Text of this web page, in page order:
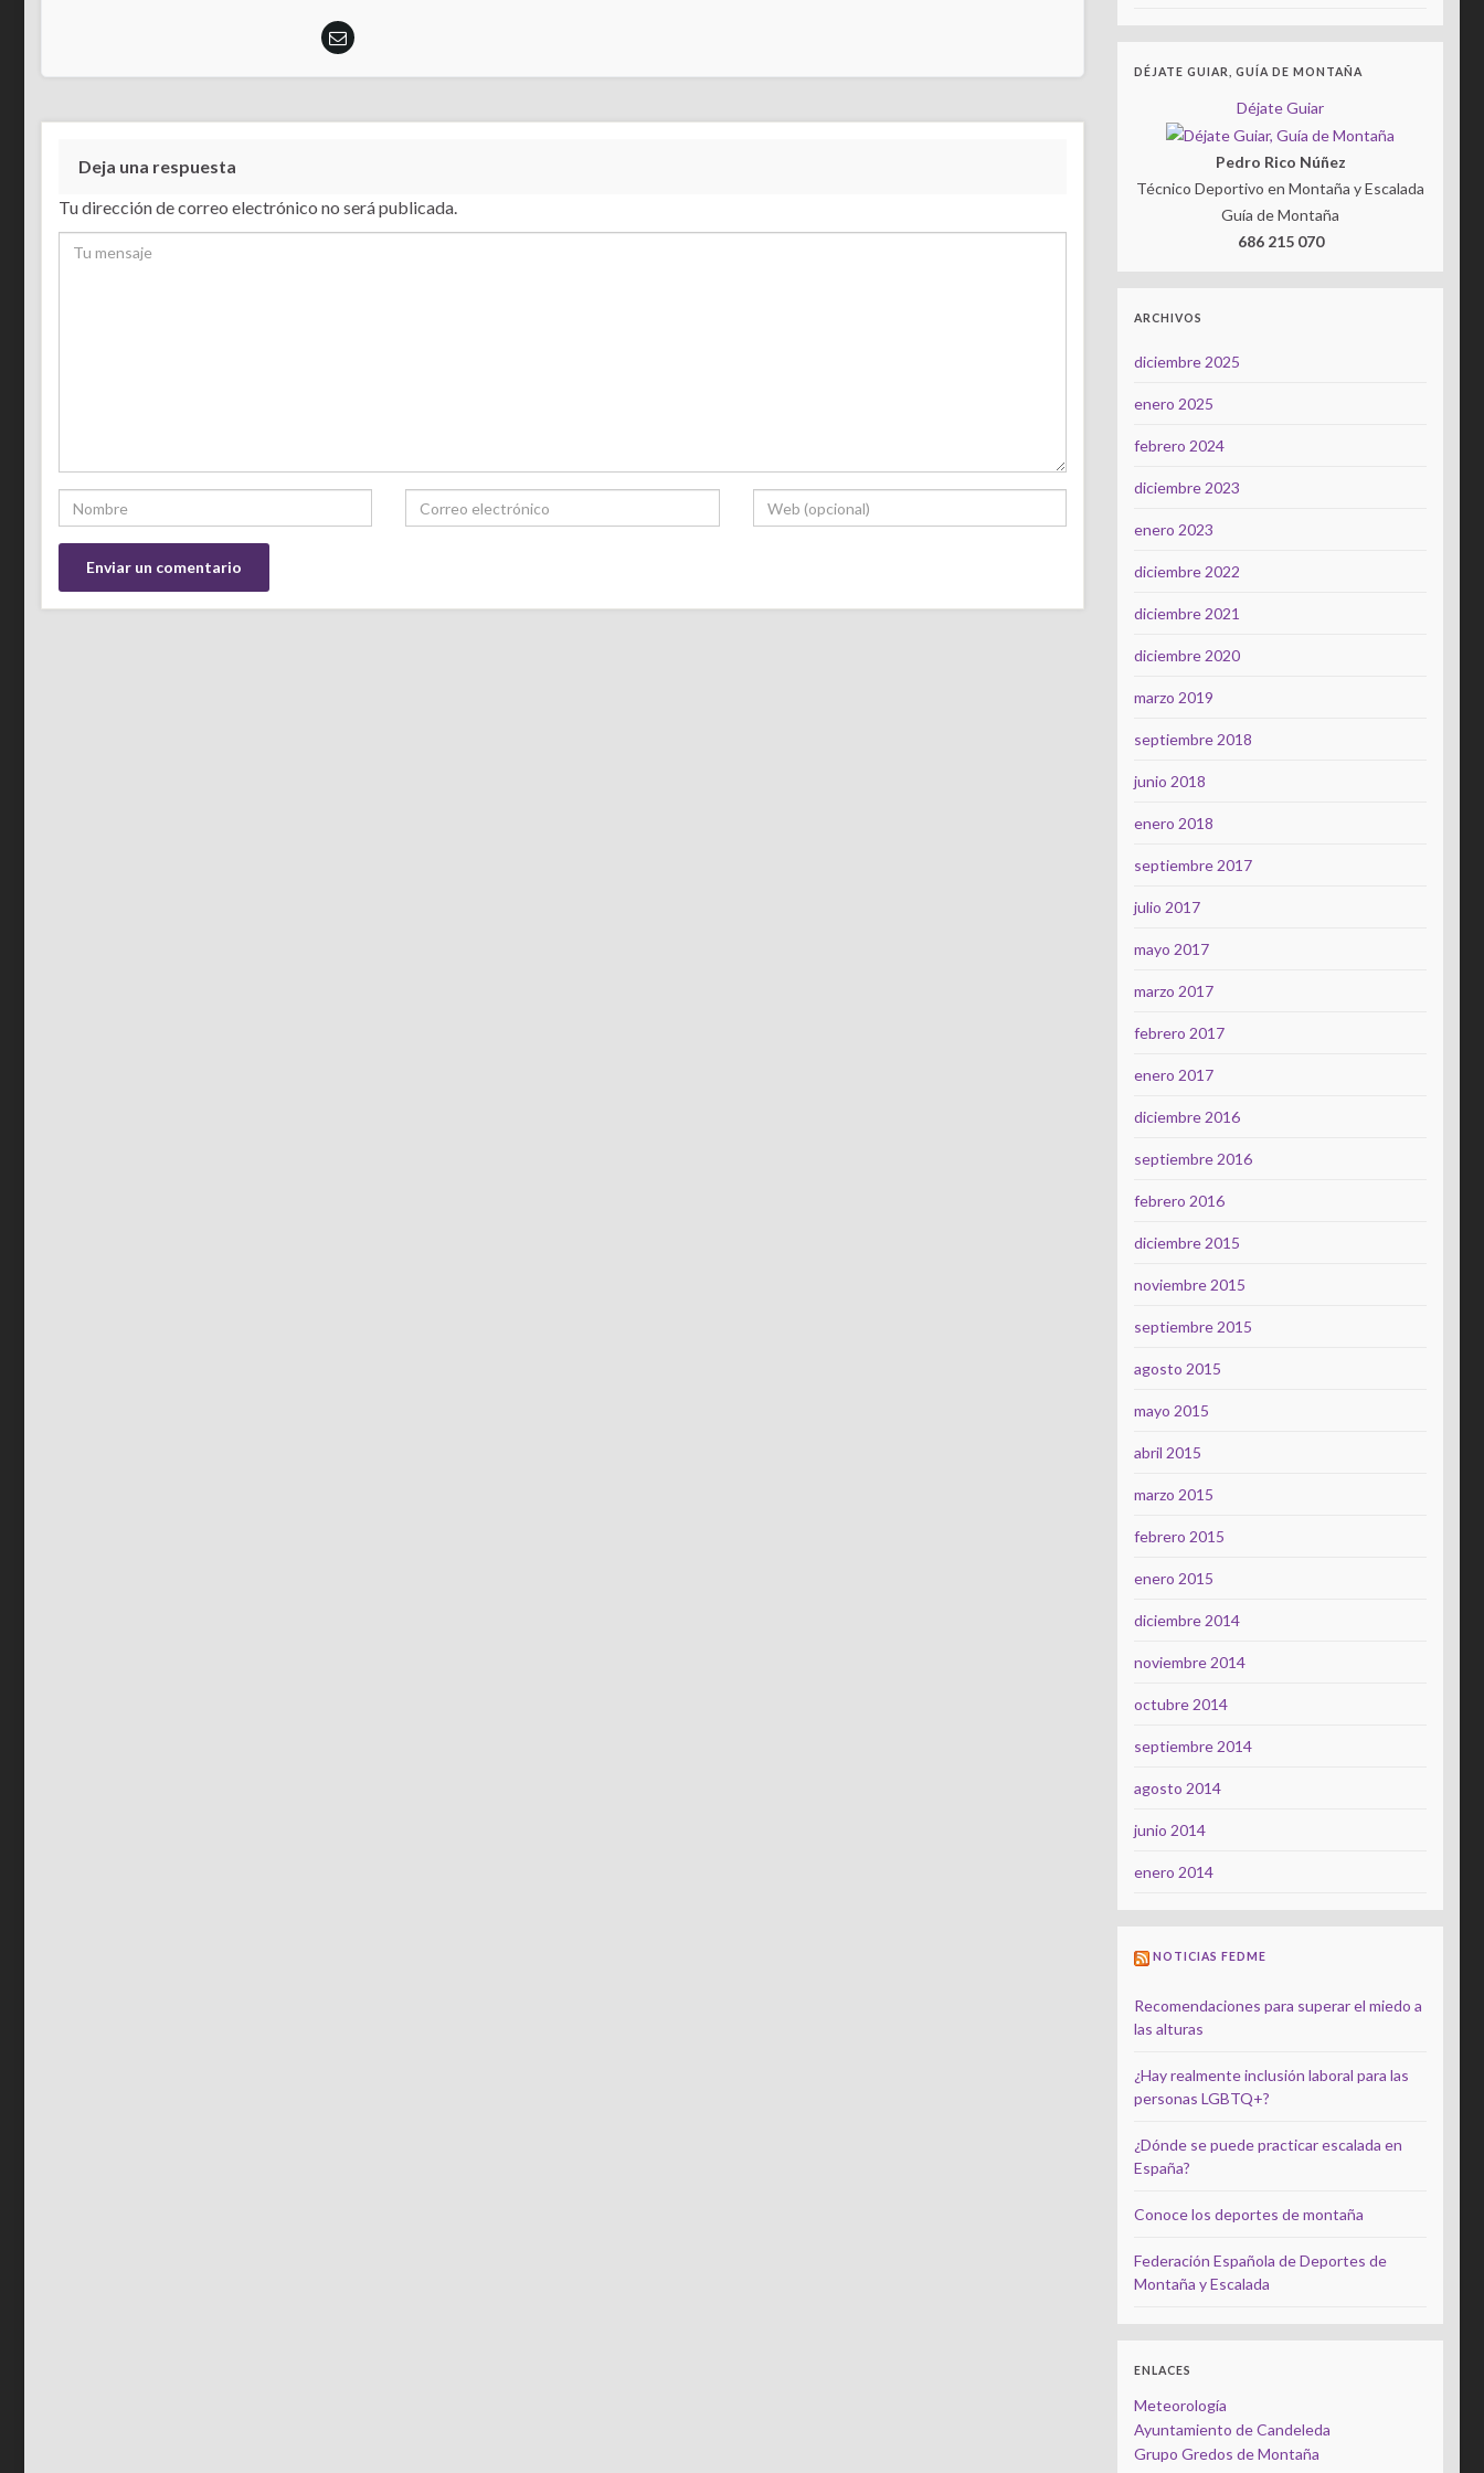
Deja una respuesta
Tu dirección de correo electrónico no será publicada.
DÉJATE GUIAR, GUÍA DE MONTAÑA
Déjate Guiar
Pedro Rico Núñez
Técnico Deportivo en Montaña y Escalada
Guía de Montaña
686 215 070
ARCHIVOS
diciembre 2025
enero 2025
febrero 2024
diciembre 2023
enero 2023
diciembre 2022
diciembre 2021
diciembre 2020
marzo 2019
septiembre 2018
junio 2018
enero 2018
septiembre 2017
julio 2017
mayo 2017
marzo 2017
febrero 2017
enero 2017
diciembre 2016
septiembre 2016
febrero 2016
diciembre 2015
noviembre 2015
septiembre 2015
agosto 2015
mayo 2015
abril 2015
marzo 2015
febrero 2015
enero 2015
diciembre 2014
noviembre 2014
octubre 2014
septiembre 2014
agosto 2014
junio 2014
enero 2014
NOTICIAS FEDME
Recomendaciones para superar el miedo a
las alturas
¿Hay realmente inclusión laboral para las
personas LGBTQ+?
¿Dónde se puede practicar escalada en
España?
Conoce los deportes de montaña
Federación Española de Deportes de
Montaña y Escalada
ENLACES
Meteorología
Ayuntamiento de Candeleda
Grupo Gredos de Montaña